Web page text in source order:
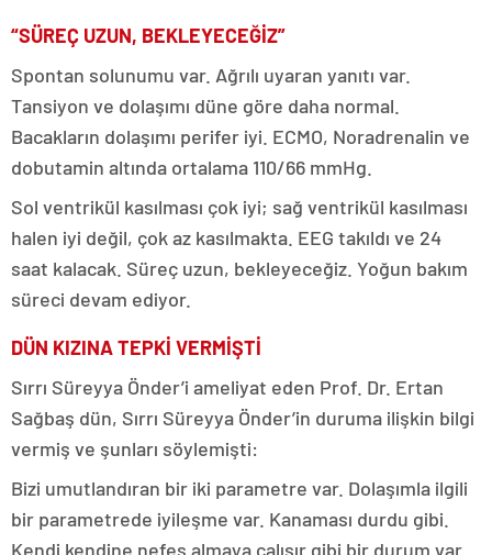
“SÜREÇ UZUN, BEKLEYECEĞİZ”
Spontan solunumu var. Ağrılı uyaran yanıtı var.
Tansiyon ve dolaşımı düne göre daha normal.
Bacakların dolaşımı perifer iyi. ECMO, Noradrenalin ve
dobutamin altında ortalama 110/66 mmHg.
Sol ventrikül kasılması çok iyi; sağ ventrikül kasılması
halen iyi değil, çok az kasılmakta. EEG takıldı ve 24
saat kalacak. Süreç uzun, bekleyeceğiz. Yoğun bakım
süreci devam ediyor.
DÜN KIZINA TEPKİ VERMİŞTİ
Sırrı Süreyya Önder’i ameliyat eden Prof. Dr. Ertan
Sağbaş dün, Sırrı Süreyya Önder’in duruma ilişkin bilgi
vermiş ve şunları söylemişti:
Bizi umutlandıran bir iki parametre var. Dolaşımla ilgili
bir parametrede iyileşme var. Kanaması durdu gibi.
Kendi kendine nefes almaya çalışır gibi bir durum var.